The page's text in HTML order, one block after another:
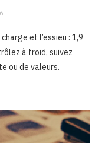
et l’essieu : 1,9
à froid, suivez
ou de valeurs.